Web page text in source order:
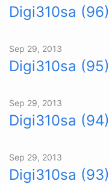
Digi310sa (96)
Sep 29, 2013
Digi310sa (95)
Sep 29, 2013
Digi310sa (94)
Sep 29, 2013
Digi310sa (93)